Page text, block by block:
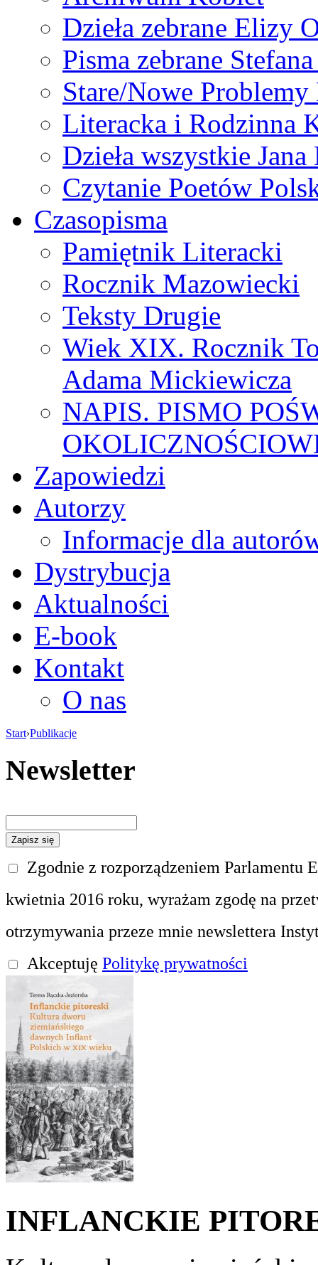
Dzieła zebrane Elizy
Pisma zebrane
Stare/Nowe
Literacka i Rodzinna
Dzieła wszystkie
Czytanie Poetów
Czasopisma
Pamiętnik Literacki
Rocznik Mazowiecki
Teksty Drugie
Wiek XIX. Rocznik
Adama Mickiewicza
NAPIS. PISMO
Zapowiedzi
Autorzy
Informacje dla
Dystrybucja
Aktualności
E-book
Kontakt
O nas
Start›Publikacje
Newsletter
Zgodnie z rozporządzeniem Parlamentu
kwietnia 2016 roku, wyrażam zgodę na
otrzymywania przeze mnie newslettera
Akceptuję Politykę prywatności
INFLANCKIE